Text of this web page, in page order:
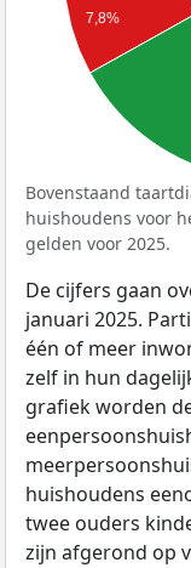
7,8%
Bovenstaand
huishoudens voor
gelden voor 2025.
De cijfers gaan
januari 2025.
één of meer
zelf in hun
grafiek worden
huishoudens
twee ouders
zijn afgerond op